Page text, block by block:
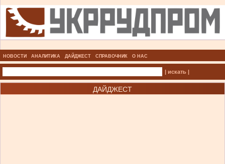
НОВОСТИ АНАЛИТИКА ДАЙДЖЕСТ СПРАВОЧНИК О НАС
| искать |
ДАЙДЖЕСТ